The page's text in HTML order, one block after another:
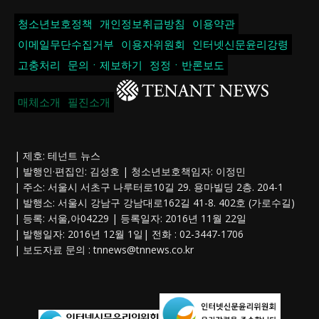
청소년보호정책 개인정보취급방침
이용약관
이메일무단수집거부
이용자위원회
인터넷신문윤리강령
고충처리
문의ㆍ제보하기 정정ㆍ반론보도
매체소개 필진소개
| 제호: 테넌트 뉴스
| 발행인·편집인: 김성호 | 청소년보호책임자: 이정민
| 주소: 서울시 서초구 나루터로10길 29. 용마빌딩 2층. 204-1
| 발행소: 서울시 강남구 강남대로162길 41-8. 402호 (가로수길)
| 등록: 서울,아04229 | 등록일자: 2016년 11월 22일
| 발행일자: 2016년 12월 1일| 전화 : 02-3447-1706
| 보도자료 문의 :tnnews@tnnews.co.kr